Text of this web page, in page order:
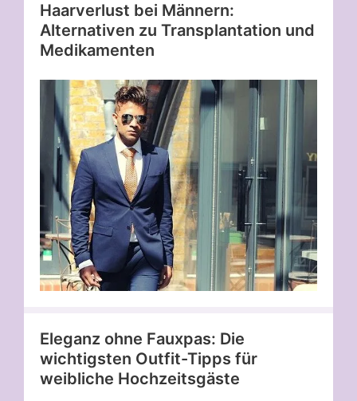
Haarverlust bei Männern:
Alternativen zu Transplantation und
Medikamenten
Eleganz ohne Fauxpas: Die
wichtigsten Outfit-Tipps für
weibliche Hochzeitsgäste